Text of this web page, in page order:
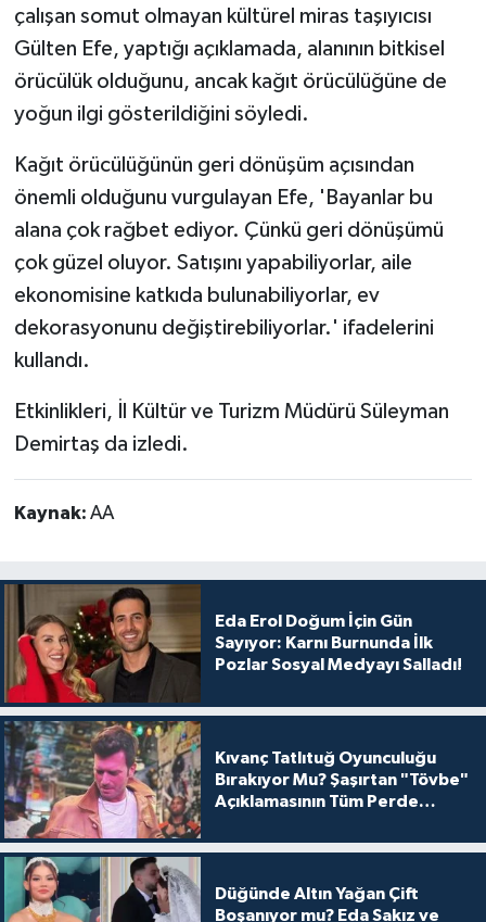
çalışan somut olmayan kültürel miras taşıyıcısı
Gülten Efe, yaptığı açıklamada, alanının bitkisel
örücülük olduğunu, ancak kağıt örücülüğüne de
yoğun ilgi gösterildiğini söyledi.
Kağıt örücülüğünün geri dönüşüm açısından
önemli olduğunu vurgulayan Efe, 'Bayanlar bu
alana çok rağbet ediyor. Çünkü geri dönüşümü
çok güzel oluyor. Satışını yapabiliyorlar, aile
ekonomisine katkıda bulunabiliyorlar, ev
dekorasyonunu değiştirebiliyorlar.' ifadelerini
kullandı.
Etkinlikleri, İl Kültür ve Turizm Müdürü Süleyman
Demirtaş da izledi.
Kaynak: AA
Eda Erol Doğum İçin Gün
Sayıyor: Karnı Burnunda İlk
Pozlar Sosyal Medyayı Salladı!
Kıvanç Tatlıtuğ Oyunculuğu
Bırakıyor Mu? Şaşırtan "Tövbe"
Açıklamasının Tüm Perde
Düğünde Altın Yağan Çift
Boşanıyor mu? Eda Sakız ve